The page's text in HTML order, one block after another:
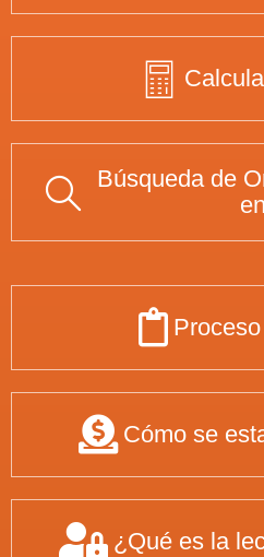
Búsqueda de
Cómo se
¿Qué es la